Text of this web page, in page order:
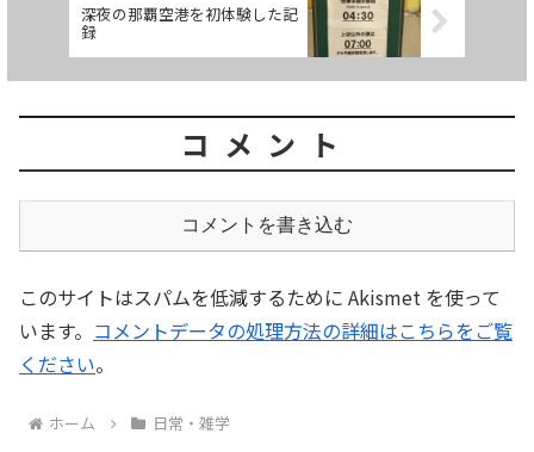
深夜の那覇空港を初体験した記
録
コメント
コメントを書き込む
このサイトはスパムを低減するために Akismet を使って
います。 コメントデータの処理方法の詳細はこちらをご覧
ください。
ホーム 日常・雑学